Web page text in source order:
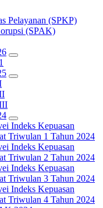
Pelayanan (SPKP)
(SPAK)
Indeks Kepuasan
Triwulan 1 Tahun 2024
Indeks Kepuasan
Triwulan 2 Tahun 2024
Indeks Kepuasan
Triwulan 3 Tahun 2024
Indeks Kepuasan
Triwulan 4 Tahun 2024